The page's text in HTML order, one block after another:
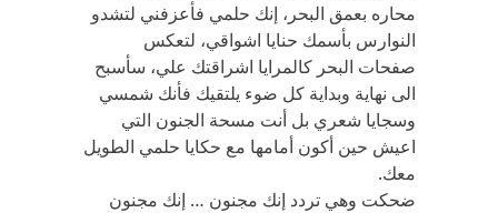
محاره بعمق البحر، إنك حلمي فأعزفني لتشدو
النوارس بأسمك حنايا اشواقي، لتعكس
صفحات البحر كالمرايا اشراقتك علي، سأسبح
الى نهاية وبداية كل ضوء يلتقيك فأنك شمسي
وسجايا شعري بل أنت مسحة الجنون التي
اعيش حين أكون أمامها مع حكايا حلمي الطويل
معك.
ضحكت وهي تردد إنك مجنون … إنك مجنون